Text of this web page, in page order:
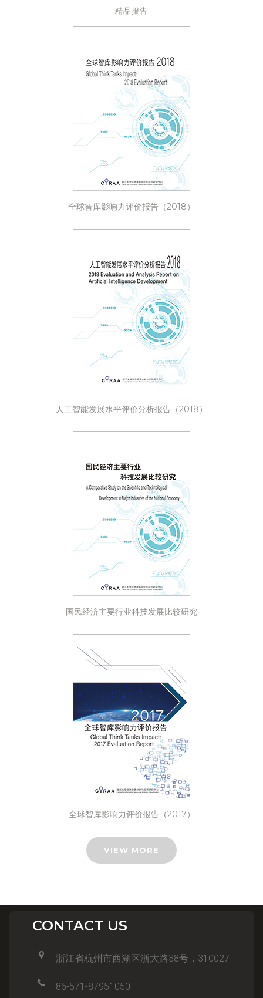
精品报告
全球智库影响力评价报告（2018）
人工智能发展水平评价分析报告（2018）
国民经济主要行业科技发展比较研究
全球智库影响力评价报告（2017）
VIEW MORE
CONTACT US
浙江省杭州市西湖区浙大路38号，310027
86-571-87951050